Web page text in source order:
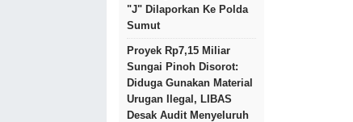
"J" Dilaporkan Ke Polda
Sumut
Proyek Rp7,15 Miliar
Sungai Pinoh Disorot:
Diduga Gunakan Material
Urugan Ilegal, LIBAS
Desak Audit Menyeluruh